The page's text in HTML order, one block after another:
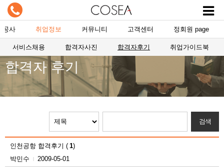
공사 취업정보 커뮤니티 고객센터 정회원 page
서비스채용 합격자사진 합격자후기 취업가이드북
합격자 후기
인천공항 합격후기 ( 1)
박민수
2009-05-01